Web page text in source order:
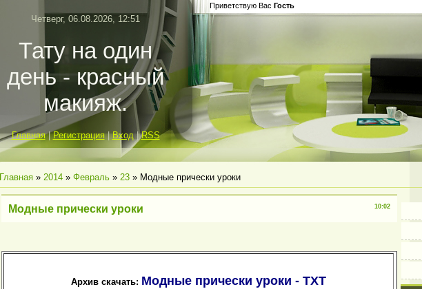
Четверг, 06.08.2026, 12:51
Тату на один
день - красный
макияж.
Главная|Регистрация|Вход|RSS
Приветствую Вас Гость
Главная » 2014 » Февраль » 23 » Модные прически уроки
10:02
Модные прически уроки
Архив скачать: Модные прически уроки - TXT